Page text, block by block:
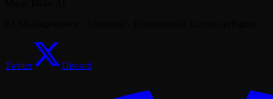
Twitter Discord